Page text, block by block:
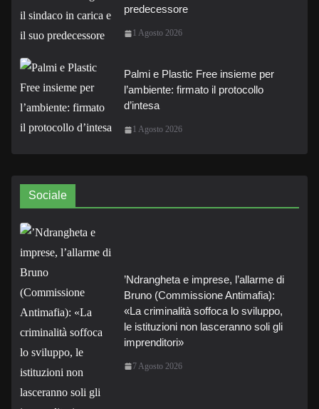
predecessore
1 Agosto 2026
Palmi e Plastic Free insieme per
l’ambiente: firmato il protocollo
d’intesa
1 Agosto 2026
Sociale
’Ndrangheta e imprese, l’allarme di
Bruno (Commissione Antimafia):
«La criminalità soffoca lo sviluppo,
le istituzioni non lasceranno soli gli
imprenditori»
7 Agosto 2026